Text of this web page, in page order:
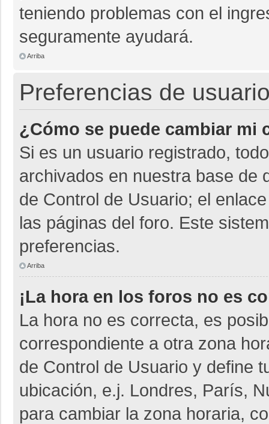
teniendo problemas con el
seguramente ayudará.
Arriba
Preferencias de
¿Cómo se puede cambiar mi
Si es un usuario registrado,
archivados en nuestra base de
de Control de Usuario; el
las páginas del foro. Este
preferencias.
Arriba
¡La hora en los foros no es
La hora no es correcta, es
correspondiente a otra zona
de Control de Usuario y define
ubicación, e.j. Londres, París,
para cambiar la zona horaria,